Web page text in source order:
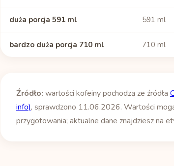
duża porcja 591 ml 591 ml
bardzo duża porcja 710 ml 710 ml
Źródło: wartości kofeiny pochodzą ze źródła
info), sprawdzono 11.06.2026. Wartości
przygotowania; aktualne dane znajdziesz na